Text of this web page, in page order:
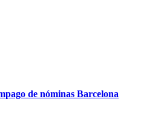
de nóminas Barcelona